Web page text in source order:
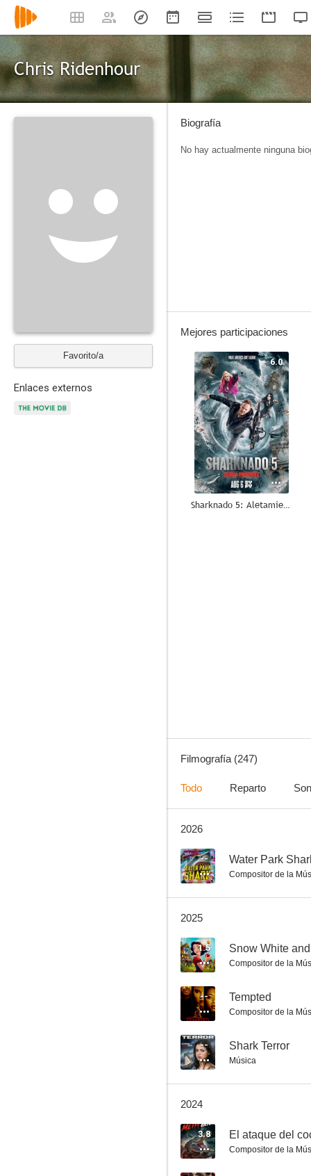
Chris Ridenhour
Favorito/a
Enlaces externos
Biografía
No hay actualmente ninguna
Mejores participaciones
6.0
Sharknado 5: Aletamiento global
La hermana de la novia
7.4
Sherlock Holmes
6.5
Zombie Apocalypse
Filmografía (247)
Todo Reparto
2026
-- Water Park
Compositor de la
2025
1.5 Snow White
Compositor de la
-- Tempted
Compositor de la
-- Shark Terror
Música
2024
3.8 El ataque del
Compositor de la